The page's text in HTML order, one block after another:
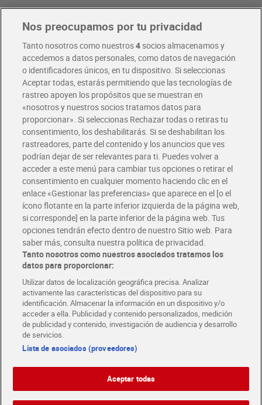
Pide hoy, recibe hoy
Envío gratis por compras superiores a 100€
Envío estandar por 4,99€
Glovo y Uber Eats
Solicita tu factura de Glovo o Uber Eats
Únete al CLUB Dia
Disfruta las ventajas y ofertas exclusivas.
Descárgate la APP Dia
Folletos y Tiendas
Descubre las mejores ofertas y busca tu tienda más cercana
Tarjeta MaX Dia
Te devuelve hasta 8€/mes de tus compras.
¡Solicita tu tarjeta de crédito aquí!
COMER MEJOR CADA DIA
COLABORA CON DIA ABRE TU TIENDA DIA CORPORATE
Nos preocupamos por tu privacidad
Tanto nosotros como nuestros4socios almacenamos y
accedemos a datos personales, como datos de navegación
o identificadores únicos, en tu dispositivo. Si seleccionas
Aceptar todas, estarás permitiendo que las tecnologías de
rastreo apoyen los propósitos que se muestran en
«nosotros y nuestros socios tratamos datos para
proporcionar». Si seleccionas Rechazar todas o retiras tu
consentimiento, los deshabilitarás. Si se deshabilitan los
rastreadores, parte del contenido y los anuncios que ves
podrían dejar de ser relevantes para ti. Puedes volver a
acceder a este menú para cambiar tus opciones o retirar el
consentimiento en cualquier momento haciendo clic en el
enlace «Gestionar las preferencias» que aparece en el [o el
ícono flotante en la parte inferior izquierda de la página web,
si corresponde] en la parte inferior de la página web. Tus
opciones tendrán efecto dentro de nuestro Sitio web. Para
saber más, consulta nuestra política de privacidad.
Tanto nosotros como nuestros asociados tratamos los
datos para proporcionar:
Utilizar datos de localización geográfica precisa. Analizar
activamente las características del dispositivo para su
identificación. Almacenar la información en un dispositivo y/o
acceder a ella. Publicidad y contenido personalizados, medición
de publicidad y contenido, investigación de audiencia y desarrollo
de servicios.
Lista de asociados (proveedores)
Aceptar todas